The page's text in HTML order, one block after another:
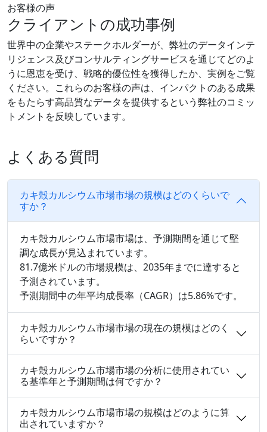
お客様の声
クライアントの成功事例
世界中の企業やステークホルダーが、弊社のデータインテ
リジェンス及びコンサルティングサービスを通じてどのよ
うに恩恵を受け、戦略的優位性を獲得したか、実例をご覧
ください。これらのお客様の声は、インパクトのある成果
をもたらす高品質なデータを提供するという弊社のコミッ
トメントを反映しています。
よくある質問
カキ殻カルシウム市場市場の規模はどのくらいで
すか？
カキ殻カルシウム市場市場は、予測期間を通じて堅
調な成長が見込まれています。
81.7億米ドルの市場規模は、2035年までに達すると
予測されています。
予測期間中の年平均成長率（CAGR）は5.86%です。
カキ殻カルシウム市場市場の現在の規模はどのく
らいですか？
カキ殻カルシウム市場市場の分析に使用されてい
る基準年と予測期間は何ですか？
カキ殻カルシウム市場市場の規模はどのように算
出されていますか？